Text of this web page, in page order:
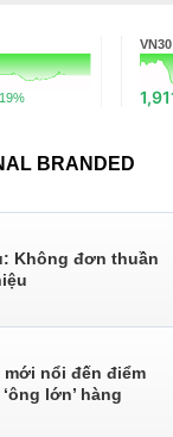
VN30
BRANDED
Không đơn thuần
nổi đến điểm
lớn’ hàng